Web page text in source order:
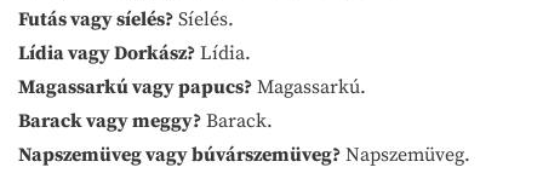
Futás vagy síelés? Síelés.
Lídia vagy Dorkász? Lídia.
Magassarkú vagy papucs? Magassarkú.
Barack vagy meggy? Barack.
Napszemüveg vagy búvárszemüveg? Napszemüveg.